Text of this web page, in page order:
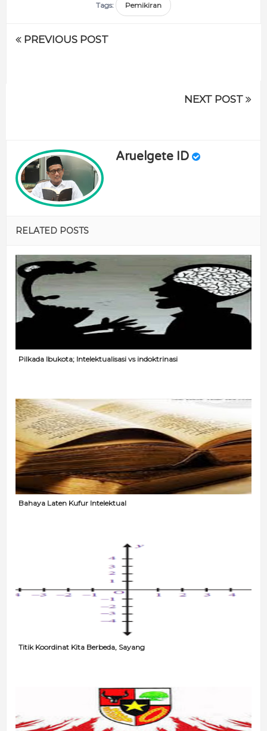
Tags: Pemikiran
PREVIOUS POST
NEXT POST
Aruelgete ID
RELATED POSTS
Pilkada Ibukota; Intelektualisasi vs indoktrinasi
Bahaya Laten Kufur Intelektual
Titik Koordinat Kita Berbeda, Sayang